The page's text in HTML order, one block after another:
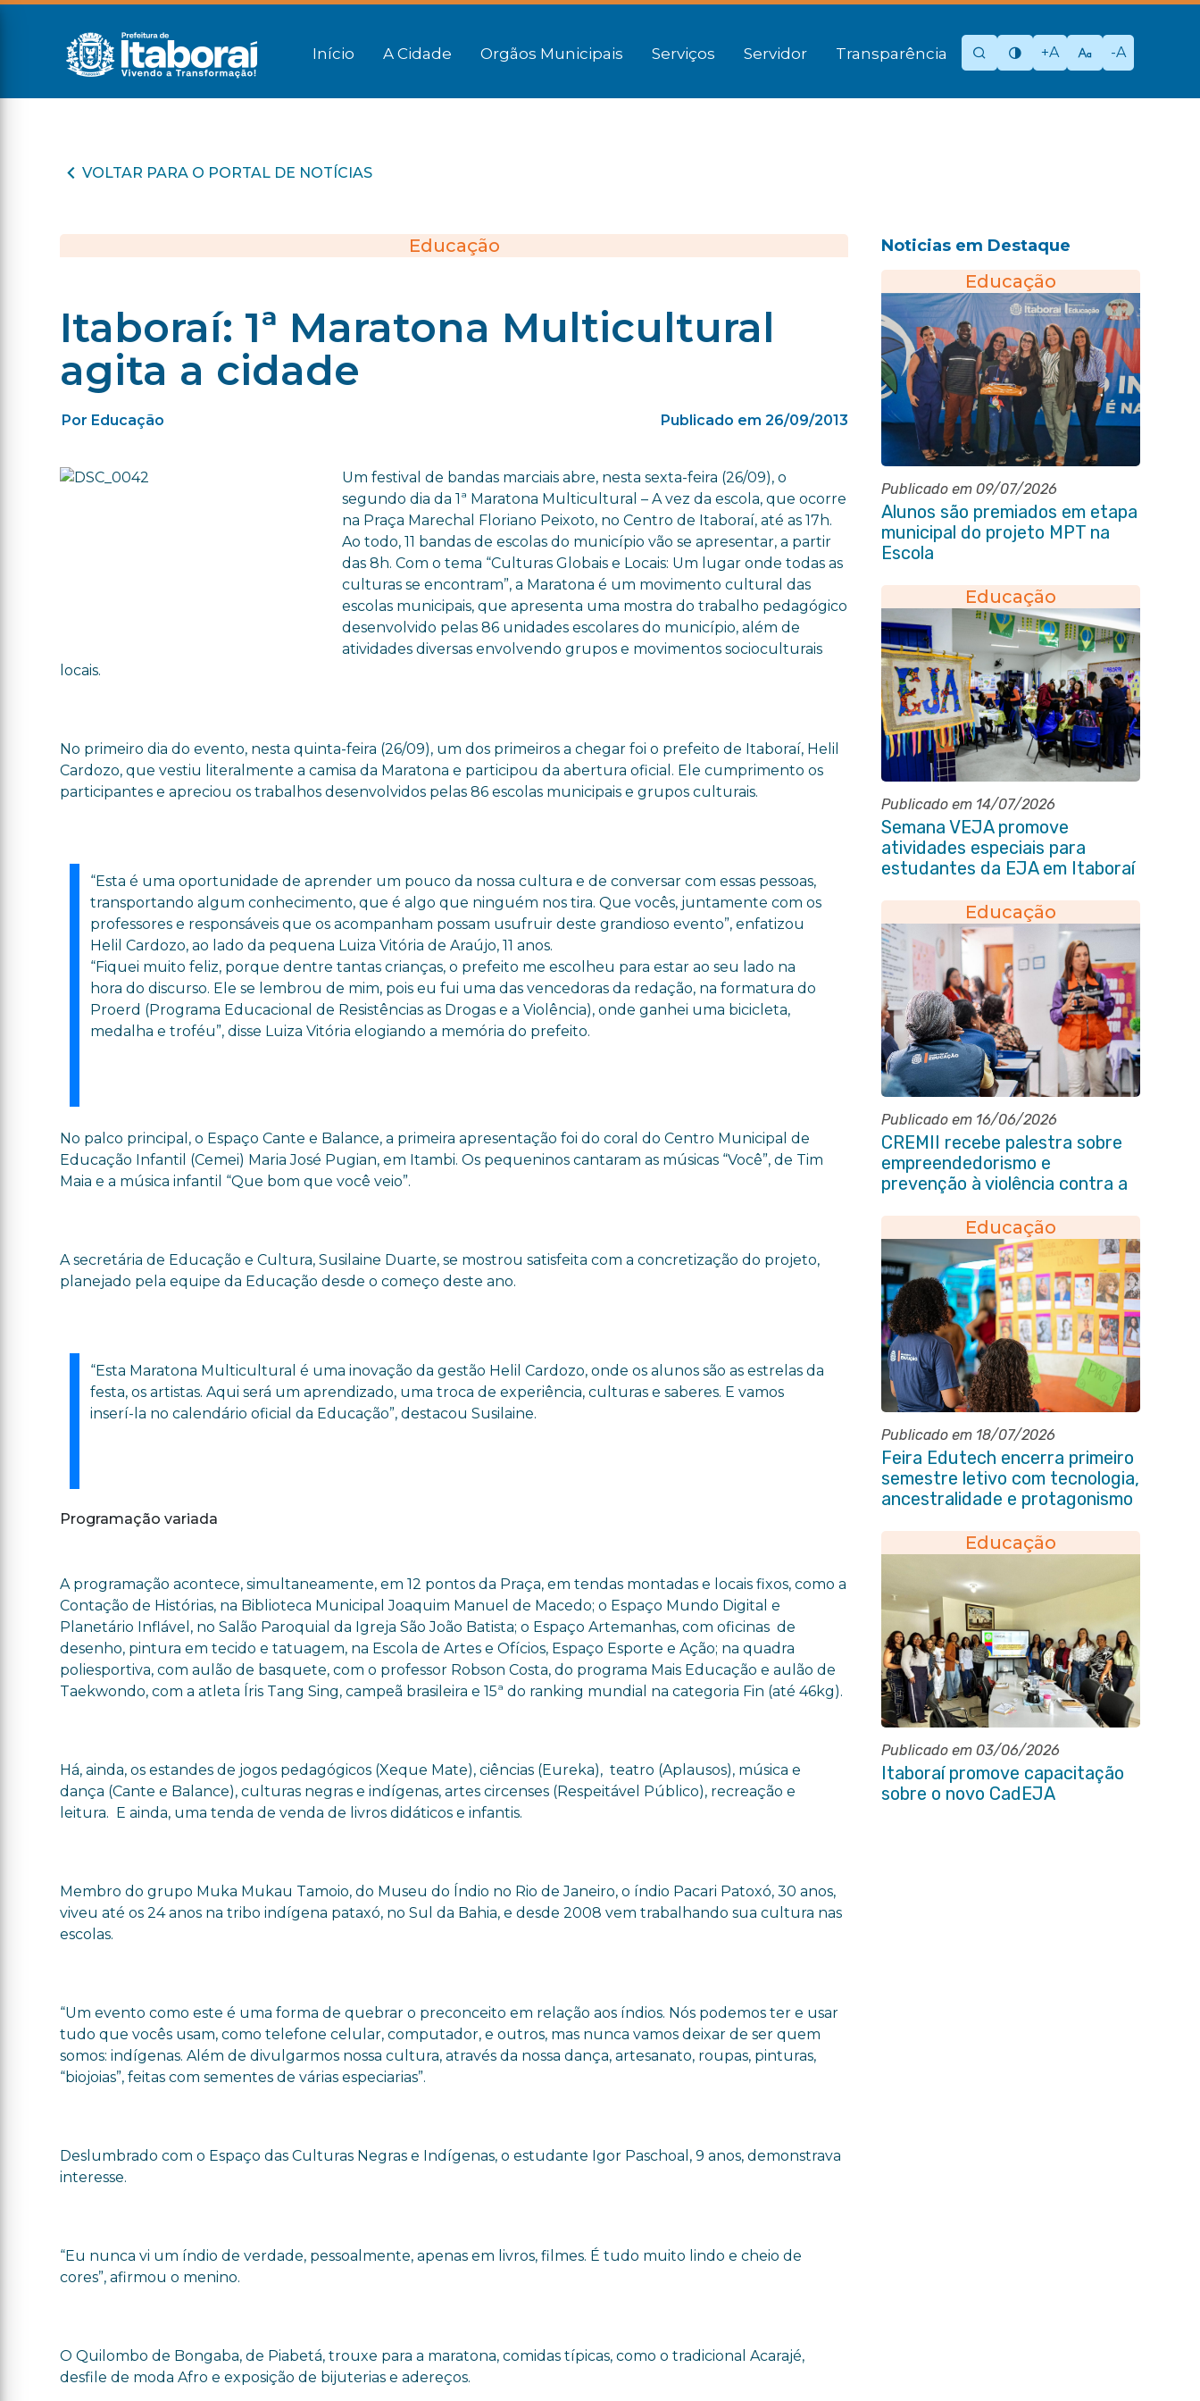
Início A Cidade Orgãos Municipais Serviços Servidor Transparência +A -A
VOLTAR PARA O PORTAL DE NOTÍCIAS
Educação
Itaboraí: 1ª Maratona Multicultural
agita a cidade
Por Educação Publicado em 26/09/2013
Um festival de bandas marciais abre, nesta sexta-feira (26/09), o
segundo dia da 1ª Maratona Multicultural – A vez da escola, que ocorre
na Praça Marechal Floriano Peixoto, no Centro de Itaboraí, até as 17h.
Ao todo, 11 bandas de escolas do município vão se apresentar, a partir
das 8h. Com o tema “Culturas Globais e Locais: Um lugar onde todas as
culturas se encontram”, a Maratona é um movimento cultural das
escolas municipais, que apresenta uma mostra do trabalho pedagógico
desenvolvido pelas 86 unidades escolares do município, além de
atividades diversas envolvendo grupos e movimentos socioculturais
locais.
No primeiro dia do evento, nesta quinta-feira (26/09), um dos primeiros a chegar foi o prefeito de Itaboraí, Helil
Cardozo, que vestiu literalmente a camisa da Maratona e participou da abertura oficial. Ele cumprimento os
participantes e apreciou os trabalhos desenvolvidos pelas 86 escolas municipais e grupos culturais.
“Esta é uma oportunidade de aprender um pouco da nossa cultura e de conversar com essas pessoas,
transportando algum conhecimento, que é algo que ninguém nos tira. Que vocês, juntamente com os
professores e responsáveis que os acompanham possam usufruir deste grandioso evento”, enfatizou
Helil Cardozo, ao lado da pequena Luiza Vitória de Araújo, 11 anos.
“Fiquei muito feliz, porque dentre tantas crianças, o prefeito me escolheu para estar ao seu lado na
hora do discurso. Ele se lembrou de mim, pois eu fui uma das vencedoras da redação, na formatura do
Proerd (Programa Educacional de Resistências as Drogas e a Violência), onde ganhei uma bicicleta,
medalha e troféu”, disse Luiza Vitória elogiando a memória do prefeito.
No palco principal, o Espaço Cante e Balance, a primeira apresentação foi do coral do Centro Municipal de
Educação Infantil (Cemei) Maria José Pugian, em Itambi. Os pequeninos cantaram as músicas “Você”, de Tim
Maia e a música infantil “Que bom que você veio”.
A secretária de Educação e Cultura, Susilaine Duarte, se mostrou satisfeita com a concretização do projeto,
planejado pela equipe da Educação desde o começo deste ano.
“Esta Maratona Multicultural é uma inovação da gestão Helil Cardozo, onde os alunos são as estrelas da
festa, os artistas. Aqui será um aprendizado, uma troca de experiência, culturas e saberes. E vamos
inserí-la no calendário oficial da Educação”, destacou Susilaine.
Programação variada
A programação acontece, simultaneamente, em 12 pontos da Praça, em tendas montadas e locais fixos, como a
Contação de Histórias, na Biblioteca Municipal Joaquim Manuel de Macedo; o Espaço Mundo Digital e
Planetário Inflável, no Salão Paroquial da Igreja São João Batista; o Espaço Artemanhas, com oficinas de
desenho, pintura em tecido e tatuagem, na Escola de Artes e Ofícios, Espaço Esporte e Ação; na quadra
poliesportiva, com aulão de basquete, com o professor Robson Costa, do programa Mais Educação e aulão de
Taekwondo, com a atleta Íris Tang Sing, campeã brasileira e 15ª do ranking mundial na categoria Fin (até 46kg).
Há, ainda, os estandes de jogos pedagógicos (Xeque Mate), ciências (Eureka), teatro (Aplausos), música e
dança (Cante e Balance), culturas negras e indígenas, artes circenses (Respeitável Público), recreação e
leitura. E ainda, uma tenda de venda de livros didáticos e infantis.
Membro do grupo Muka Mukau Tamoio, do Museu do Índio no Rio de Janeiro, o índio Pacari Patoxó, 30 anos,
viveu até os 24 anos na tribo indígena pataxó, no Sul da Bahia, e desde 2008 vem trabalhando sua cultura nas
escolas.
“Um evento como este é uma forma de quebrar o preconceito em relação aos índios. Nós podemos ter e usar
tudo que vocês usam, como telefone celular, computador, e outros, mas nunca vamos deixar de ser quem
somos: indígenas. Além de divulgarmos nossa cultura, através da nossa dança, artesanato, roupas, pinturas,
“biojoias”, feitas com sementes de várias especiarias”.
Deslumbrado com o Espaço das Culturas Negras e Indígenas, o estudante Igor Paschoal, 9 anos, demonstrava
interesse.
“Eu nunca vi um índio de verdade, pessoalmente, apenas em livros, filmes. É tudo muito lindo e cheio de
cores”, afirmou o menino.
O Quilombo de Bongaba, de Piabetá, trouxe para a maratona, comidas típicas, como o tradicional Acarajé,
desfile de moda Afro e exposição de bijuterias e adereços.
Noticias em Destaque
Educação
Publicado em 09/07/2026
Alunos são premiados em etapa
municipal do projeto MPT na
Escola
Educação
Publicado em 14/07/2026
Semana VEJA promove
atividades especiais para
estudantes da EJA em Itaboraí
Educação
Publicado em 16/06/2026
CREMII recebe palestra sobre
empreendedorismo e
prevenção à violência contra a
Educação
Publicado em 18/07/2026
Feira Edutech encerra primeiro
semestre letivo com tecnologia,
ancestralidade e protagonismo
Educação
Publicado em 03/06/2026
Itaboraí promove capacitação
sobre o novo CadEJA